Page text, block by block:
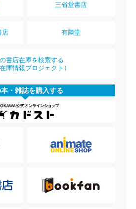
三省堂書店
店 有隣堂
書店在庫を検索する
在庫情報プロジェクト）
・雑誌を購入する